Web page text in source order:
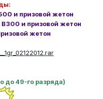
и призовой жетон
и призовой жетон
жетон
до 49-го разряда)